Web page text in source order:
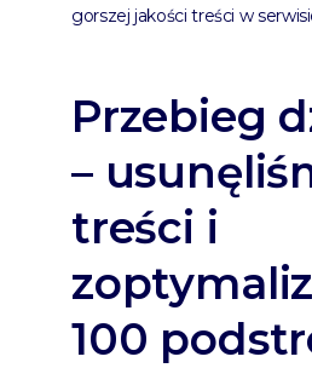
gorszej jakości treści w
Przebieg
–
treści i
100